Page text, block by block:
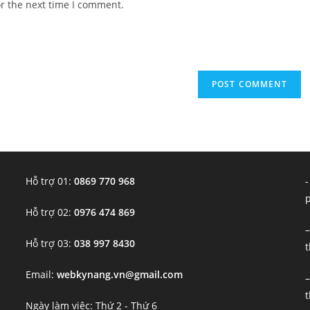
the next time I comment.
Hỗ trợ 01:0869 770 968
Hỗ trợ 02:0976 474 869
Hỗ trợ 03:038 997 8430
Email:webkynang.vn@gmail.com
Ngày làm việc: Thứ 2 - Thứ 6